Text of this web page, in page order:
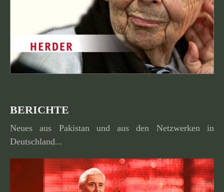
BERICHTE
Neues aus Pakistan und aus den Netzwerken in
Deutschland...